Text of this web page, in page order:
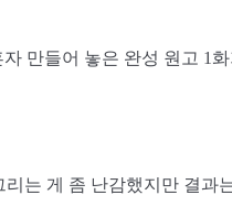
만들어 놓은 완성 원고 1
는 게 좀 난감했지만 결과